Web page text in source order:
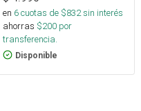
en 6cuotas de $832sin interés
ahorras $200 por
transferencia.
Disponible